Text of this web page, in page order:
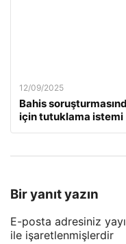
12/09/2025
Bahis
için tutuklama istemi
Bir yanıt yazın
E-posta adresiniz
ile işaretlenmişlerdir